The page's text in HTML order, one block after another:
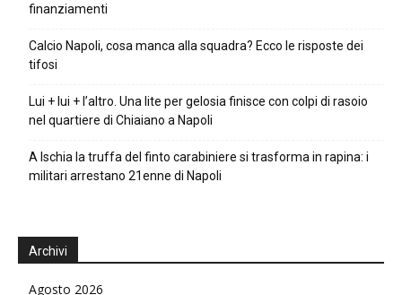
finanziamenti
Calcio Napoli, cosa manca alla squadra? Ecco le risposte dei
tifosi
Lui + lui + l’altro. Una lite per gelosia finisce con colpi di rasoio
nel quartiere di Chiaiano a Napoli
A Ischia la truffa del finto carabiniere si trasforma in rapina: i
militari arrestano 21enne di Napoli
Archivi
Agosto 2026